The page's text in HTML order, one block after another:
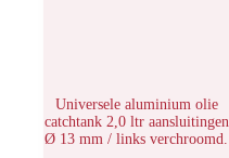
Universele aluminium olie
catchtank 2,0 ltr aansluitingen
Ø 13 mm / links verchroomd.